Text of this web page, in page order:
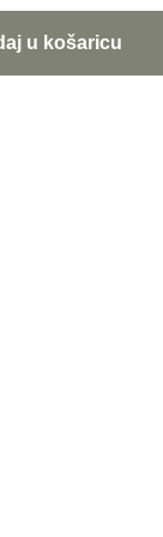
u košaricu